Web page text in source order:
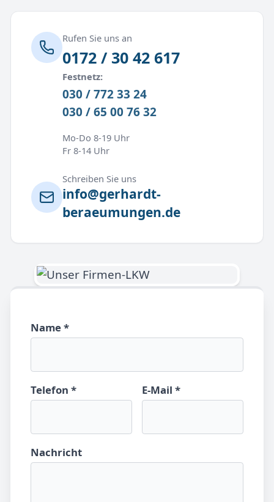
Rufen Sie uns an
0172 / 30 42 617
Festnetz:
030 / 772 33 24
030 / 65 00 76 32
Mo-Do 8-19 Uhr
Fr 8-14 Uhr
Schreiben Sie uns
info@gerhardt-
beraeumungen.de
Name *
Telefon * E-Mail *
Nachricht